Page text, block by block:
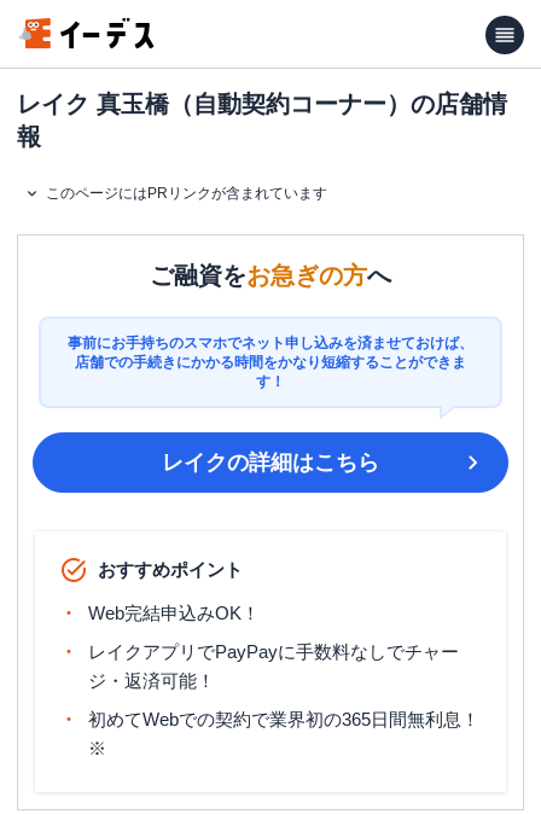
レイク 真玉橋（自動契約コーナー）の店舗情
報
このページにはPRリンクが含まれています
ご融資をお急ぎの方へ
事前にお手持ちのスマホでネット申し込みを済ませておけば、
店舗での手続きにかかる時間をかなり短縮することができま
す！
レイクの詳細はこちら
おすすめポイント
Web完結申込みOK！
レイクアプリでPayPayに手数料なしでチャー
ジ・返済可能！
初めてWebでの契約で業界初の365日間無利息！
※